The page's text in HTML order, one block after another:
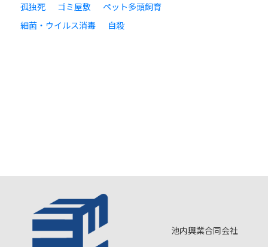
孤独死 ゴミ屋敷
ペット多頭飼育
細菌・ウイルス消毒
自殺
池内興業合同会社